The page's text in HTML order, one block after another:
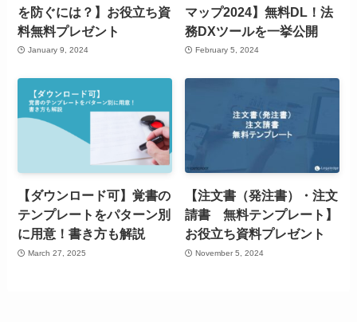
を防ぐには？】お役立ち資
料無料プレゼント
January 9, 2024
マップ2024】無料DL！法
務DXツールを一挙公開
February 5, 2024
【ダウンロード可】覚書の
テンプレートをパターン別
に用意！書き方も解説
March 27, 2025
【注文書（発注書）・注文
請書 無料テンプレート】
お役立ち資料プレゼント
November 5, 2024